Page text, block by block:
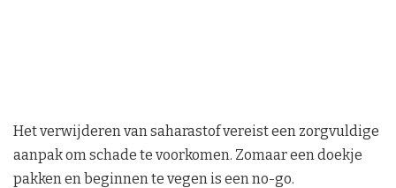
Het verwijderen van saharastof vereist een zorgvuldige
aanpak om schade te voorkomen. Zomaar een doekje
pakken en beginnen te vegen is een no-go.